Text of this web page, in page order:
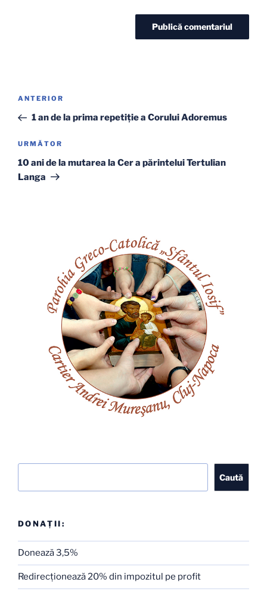
Navigare
articole
Articolul
anterior
ANTERIOR
1 an de la prima repetiție a Corului Adoremus
Articolul
următor
URMĂTOR
10 ani de la mutarea la Cer a părintelui Tertulian
Langa
Caută
DONAȚII:
Donează 3,5%
Redirecţionează 20% din impozitul pe profit